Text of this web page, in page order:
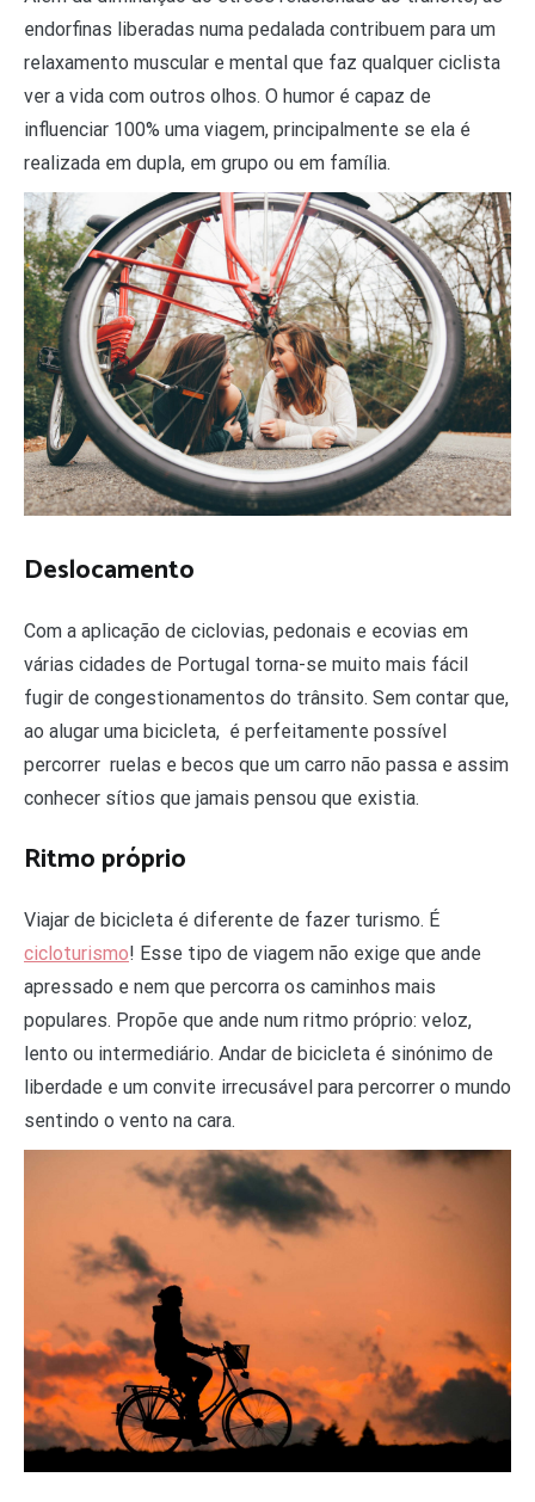
endorfinas liberadas numa pedalada contribuem para um
relaxamento muscular e mental que faz qualquer ciclista
ver a vida com outros olhos. O humor é capaz de
influenciar 100% uma viagem, principalmente se ela é
realizada em dupla, em grupo ou em família.
Deslocamento
Com a aplicação de ciclovias, pedonais e ecovias em
várias cidades de Portugal torna-se muito mais fácil
fugir de congestionamentos do trânsito. Sem contar que,
ao alugar uma bicicleta, é perfeitamente possível
percorrer ruelas e becos que um carro não passa e assim
conhecer sítios que jamais pensou que existia.
Ritmo próprio
Viajar de bicicleta é diferente de fazer turismo. É
cicloturismo! Esse tipo de viagem não exige que ande
apressado e nem que percorra os caminhos mais
populares. Propõe que ande num ritmo próprio: veloz,
lento ou intermediário. Andar de bicicleta é sinónimo de
liberdade e um convite irrecusável para percorrer o mundo
sentindo o vento na cara.